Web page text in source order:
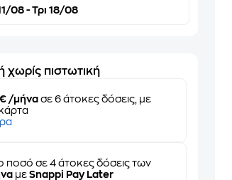
08 - Τρι 18/08
χωρίς πιστωτική
/μήνα σε 6 άτοκες δόσεις, με
ποσό σε 4 άτοκες δόσεις των
μεSnappi Pay Later